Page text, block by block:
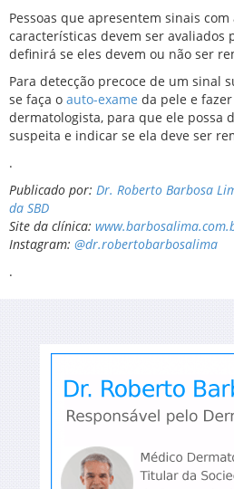
Pessoas que apresentem sinais com
características devem ser avaliados
definirá se eles devem ou não ser
Para detecção precoce de um sinal
se faça o auto-exame da pele e
dermatologista, para que ele possa
suspeita e indicar se ela deve ser
.
Publicado por: Dr. Roberto Barbosa
da SBD
Site da clínica:
Instagram: @dr.robertobarbosalima
.